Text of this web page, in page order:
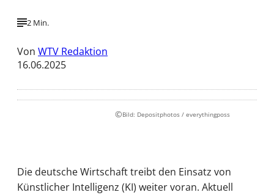
2 Min.
Von WTV Redaktion
16.06.2025
©Bild: Depositphotos / everythingposs
Die deutsche Wirtschaft treibt den Einsatz von
Künstlicher Intelligenz (KI) weiter voran. Aktuell